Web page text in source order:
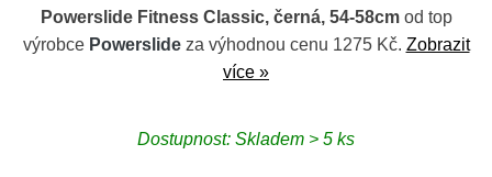
Powerslide Fitness Classic, černá, 54-58cmod top
výrobce Powerslideza výhodnou cenu 1275 Kč. Zobrazit
více »
Dostupnost: Skladem > 5 ks